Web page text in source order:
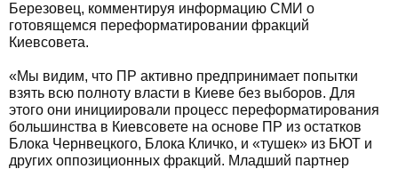
Березовец, комментируя информацию СМИ о
готовящемся переформатировании фракций
Киевсовета.
«Мы видим, что ПР активно предпринимает попытки
взять всю полноту власти в Киеве без выборов. Для
этого они инициировали процесс переформатирования
большинства в Киевсовете на основе ПР из остатков
Блока Чернвецкого, Блока Кличко, и «тушек» из БЮТ и
других оппозиционных фракций. Младший партнер